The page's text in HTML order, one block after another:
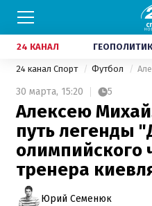
24 КАНАЛ
24 канал Спорт Футбол
30 марта, 15:20 5
Алексею
путь легенды
олимпийского
тренера
Юрий Семенюк